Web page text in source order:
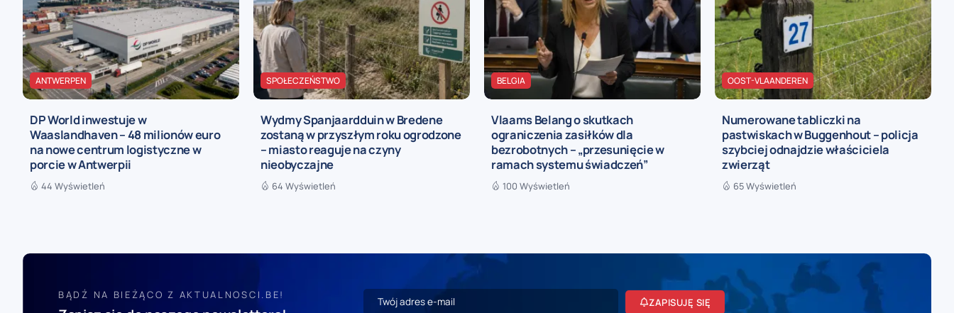
ANTWERPEN
DP World inwestuje w
Waaslandhaven – 48 milionów euro
na nowe centrum logistyczne w
porcie w Antwerpii
44 Wyświetleń
SPOŁECZEŃSTWO
Wydmy Spanjaardduin w Bredene
zostaną w przyszłym roku ogrodzone
– miasto reaguje na czyny
nieobyczajne
64 Wyświetleń
BELGIA
Vlaams Belang o skutkach
ograniczenia zasiłków dla
bezrobotnych – „przesunięcie w
ramach systemu świadczeń”
100 Wyświetleń
OOST-VLAANDEREN
Numerowane tabliczki na
pastwiskach w Buggenhout – policja
szybciej odnajdzie właściciela
zwierząt
65 Wyświetleń
BĄDŹ NA BIEŻĄCO Z AKTUALNOSCI.BE!
ZAPISUJĘ SIĘ